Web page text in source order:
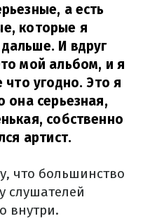
а есть
которые я
И вдруг
мой альбом, и я
что угодно. Это я
она серьезная,
собственно
артист.
что большинство
слушателей
внутри.